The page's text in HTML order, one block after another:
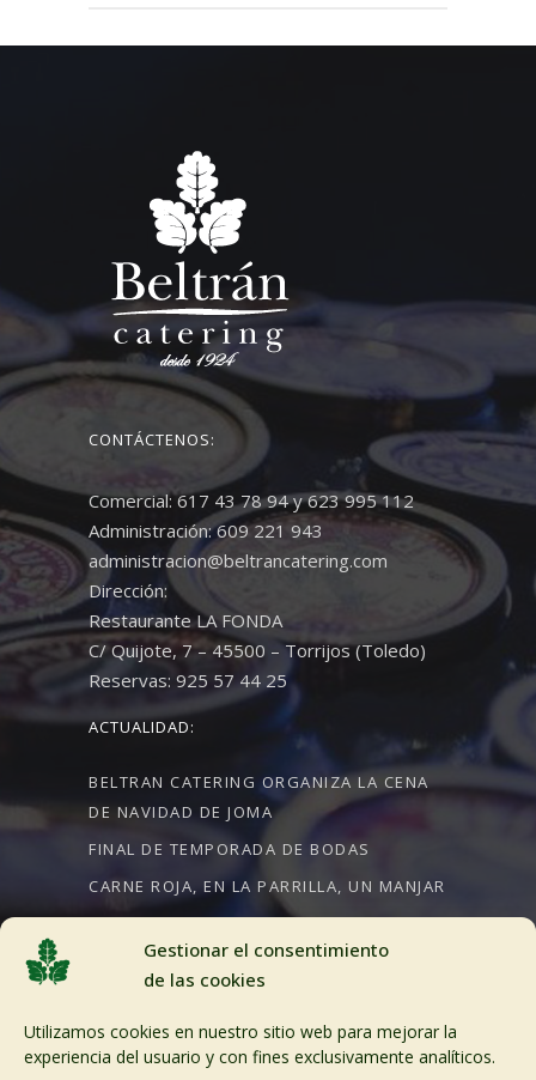
Gestionar el consentimiento
de las cookies
Utilizamos cookies en nuestro sitio web para mejorar la
experiencia del usuario y con fines exclusivamente analíticos.
CONTÁCTENOS:
Comercial: 617 43 78 94 y 623 995 112
Administración: 609 221 943
administracion@beltrancatering.com
Dirección:
Restaurante LA FONDA
C/ Quijote, 7 – 45500 – Torrijos (Toledo)
Reservas: 925 57 44 25
ACTUALIDAD:
BELTRAN CATERING ORGANIZA LA CENA
DE NAVIDAD DE JOMA
FINAL DE TEMPORADA DE BODAS
CARNE ROJA, EN LA PARRILLA, UN MANJAR
CRÉDITOS:
Aviso Legal